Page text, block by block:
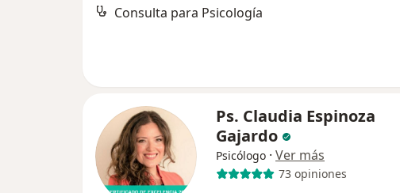
Consulta para Psicología
Ps. Claudia Espinoza
Gajardo
Psicólogo · Ver más
73 opiniones